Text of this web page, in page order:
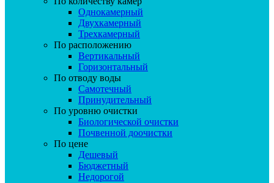
Однокамерный
Двухкамерный
Трехкамерный
По расположению
Вертикальный
Горизонтальный
По отводу воды
Самотечный
Принудительный
По уровню очистки
Биологической очистки
Почвенной доочистки
По цене
Дешевый
Бюджетный
Недорогой